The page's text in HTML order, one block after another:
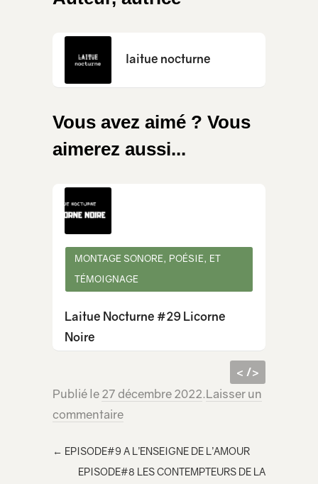
laitue nocturne
Vous avez aimé ? Vous
aimerez aussi...
MONTAGE SONORE, POÉSIE, ET
TÉMOIGNAGE
Laitue Nocturne #29 Licorne
Noire
< />
code
e
dans
Publié le 27 décembre 2022.Laisser un
commentaire
← EPISODE#9 A L’ENSEIGNE DE L’AMOUR
EPISODE#8 LES CONTEMPTEURS DE LA